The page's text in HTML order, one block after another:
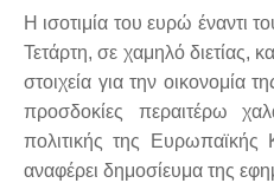
Η ισοτιμία του ευρώ έναντι
Τετάρτη, σε χαμηλό διετίας,
στοιχεία για την οικονομία
προσδοκίες περαιτέρω
πολιτικής της Ευρωπαϊκής
αναφέρει δημοσίευμα της